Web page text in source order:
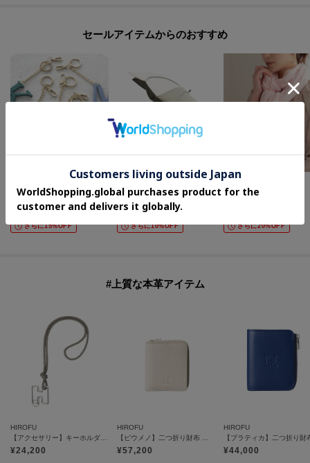
返品送料はお客様負担になります。）
◆お届け時期の違う予約商品を、複数点カートに入れた場合、カートグルー
プは1つになり、商品が全て揃ってからの発送となります。
カートグループについてはこちら
セールアイテムからのおすすめ
【MILOS】別注アルファベットチャーム
2,475
50%OFF
さらに15%OFF
one'sterrace
【晴雨兼用/UV】バイカラーパイピング 長傘
2,552
20%OFF
さらに10%OFF
UNTITLED
コットンリネンストール
さらに20%OFF
#上質な本革アイテム
HIROFU
【アクセサリー】キーホルダー ストラップ レザー 本革（商品番号：P25-65510）
¥24,200
HIROFU
【ピウメノ】二つ折り財布 レザー コンパクトウォレット 本革（商品番号：P25-65310）
¥57,200
HIROFU
¥44,000